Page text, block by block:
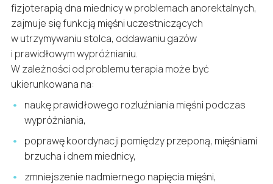
fizjoterapią dna miednicy w problemach anorektalnych,
zajmuje się funkcją mięśni uczestniczących
w utrzymywaniu stolca, oddawaniu gazów
i prawidłowym wypróżnianiu.
W zależności od problemu terapia może być
ukierunkowana na:
naukę prawidłowego rozluźniania mięśni podczas
wypróżniania,
poprawę koordynacji pomiędzy przeponą, mięśniami
brzucha i dnem miednicy,
zmniejszenie nadmiernego napięcia mięśni,